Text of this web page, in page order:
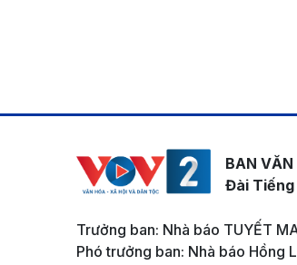
BAN VĂN
Đài Tiếng
Trưởng ban: Nhà báo TUYẾT
Phó trưởng ban: Nhà báo Hồng